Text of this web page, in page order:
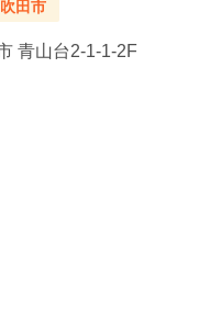
吹田市
青山台2-1-1-2F